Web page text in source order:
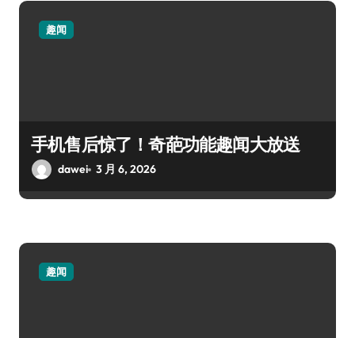
趣闻
手机售后惊了！奇葩功能趣闻大放送
dawei 3 月 6, 2026
趣闻